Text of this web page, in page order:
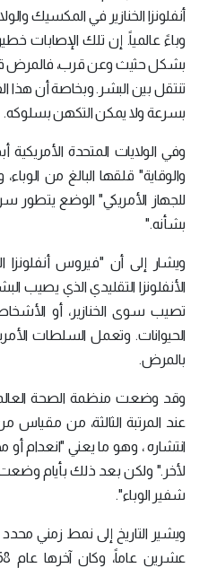
أنفلونزا الخنازير في المكسيك
وباءً عالمياً. إن تلك الإصابات
بشكل حثيث وعن قرب، فالمرض
تنتقل بين البشر. وبخاصة أن هذا
بسرعة ولا يمكن التكهن بسلوكه.
وفي الولايات المتحدة
والوقاية" قلقها البالغ من
للجهاز الأمريكي" الوضع يتطور
بشأنه."
ويشار إلى أن "فيروس
الأنفلونزا التقليدي الذي يصيب
تصيب سوى الخنازير، أو
الحيوانات. وتعمل السلطات
بالمرض.
وقد وضعت منظمة الصحة
عند المرتبة الثالثة، من
انتشاره ، وهو ما يعني "انعدام
لأخر." ولكن بعد ذلك بأيام
شفير الوباء".
ويشير التاريخ إلى نمط زمني محدد